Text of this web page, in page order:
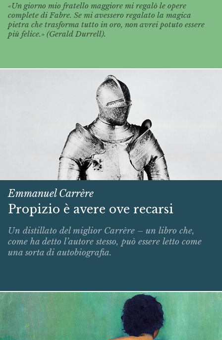
«Un giorno mio fratello maggiore mi regalò le opere
complete di Fabre. Se mi avessero regalato la magica
pietra che trasforma tutto in oro, non avrei potuto essere
più felice.» (Gerald Durrell).
Emmanuel Carrère
Propizio è avere ove recarsi
Un distillato del miglior Carrère – un libro che,
come ha detto l’autore stesso, può essere letto come
una sorta di autobiografia.